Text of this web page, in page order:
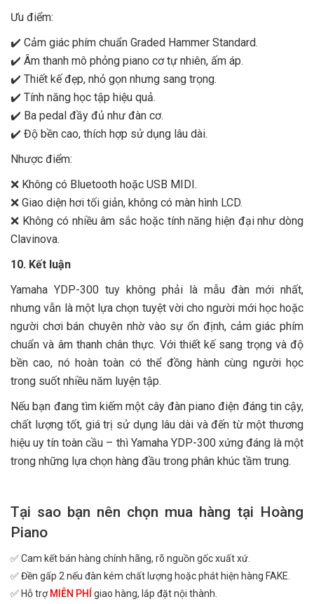
Ưu điểm:
✔️ Cảm giác phím chuẩn Graded Hammer Standard.
✔️ Âm thanh mô phỏng piano cơ tự nhiên, ấm áp.
✔️ Thiết kế đẹp, nhỏ gọn nhưng sang trọng.
✔️ Tính năng học tập hiệu quả.
✔️ Ba pedal đầy đủ như đàn cơ.
✔️ Độ bền cao, thích hợp sử dụng lâu dài.
Nhược điểm:
❌ Không có Bluetooth hoặc USB MIDI.
❌ Giao diện hơi tối giản, không có màn hình LCD.
❌ Không có nhiều âm sắc hoặc tính năng hiện đại như dòng
Clavinova.
10. Kết luận
Yamaha YDP-300 tuy không phải là mẫu đàn mới nhất,
nhưng vẫn là một lựa chọn tuyệt vời cho người mới học hoặc
người chơi bán chuyên nhờ vào sự ổn định, cảm giác phím
chuẩn và âm thanh chân thực. Với thiết kế sang trọng và độ
bền cao, nó hoàn toàn có thể đồng hành cùng người học
trong suốt nhiều năm luyện tập.
Nếu bạn đang tìm kiếm một cây đàn piano điện đáng tin cậy,
chất lượng tốt, giá trị sử dụng lâu dài và đến từ một thương
hiệu uy tín toàn cầu – thì Yamaha YDP-300 xứng đáng là một
trong những lựa chọn hàng đầu trong phân khúc tầm trung.
Tại sao bạn nên chọn mua hàng tại Hoàng
Piano
✅ Cam kết bán hàng chính hãng, rõ nguồn gốc xuất xứ.
✅ Đền gấp 2 nếu đàn kém chất lượng hoặc phát hiện hàng FAKE.
✅ Hỗ trợ MIỄN PHÍ giao hàng, lắp đặt nội thành.